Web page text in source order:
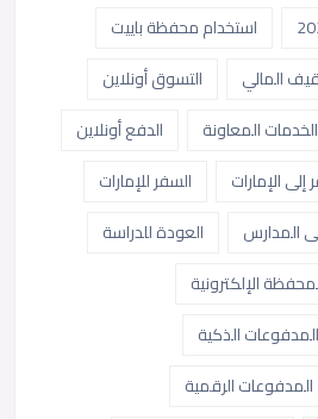
استخدام محفظة باييت
المالي
التسوق أونلاين
الخدمات المعاونة
الدفع أونلاين
إلى الإمارات
السفر للإمارات
المدارس
العودة للدراسة
الإلكترونية
المدفوعات الذكية
المدفوعات الرقمية